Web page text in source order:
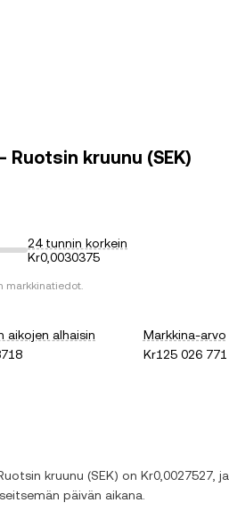
kruunu (SEK)
24 tunnin korkein
Kr0,0030375
markkinatiedot.
aikojen alhaisin
Markkina-arvo
Kr125 026 771
kruunu (SEK) on Kr0,0027527 , ja
päivän aikana.